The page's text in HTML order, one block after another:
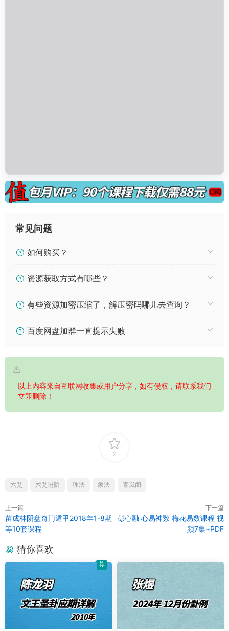
常见问题
如何购买？
资源获取方式有哪些？
有些资源加密压缩了，解压密码哪儿去查询？
百度网盘加群一直提示失败
以上内容来自互联网收集或用户分享，如有侵权，请联系我们
立即删除！
2
六爻 六爻进阶 理法 象法 青岚阁
上一篇
苗成林阴盘奇门遁甲2018年1-8期
等10套课程
下一篇
彭心融 心易神数 梅花易数课程 视
频7集+PDF
猜你喜欢
荐